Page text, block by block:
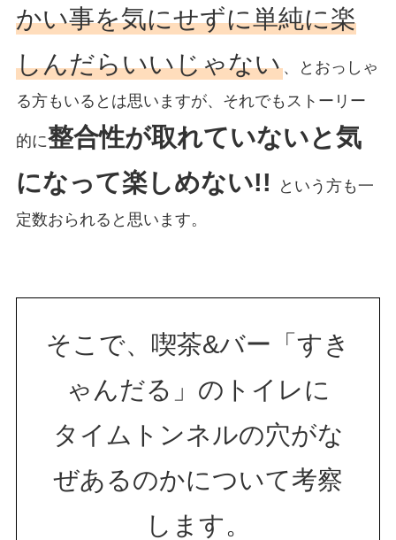
かい事を気にせずに単純に楽
しんだらいいじゃない、とおっしゃ
る方もいるとは思いますが、それでもストーリー
的に整合性が取れていないと気
になって楽しめない!!
という方も一
定数おられると思います。
そこで、喫茶&バー「すき
ゃんだる」のトイレに
タイムトンネルの穴がな
ぜあるのかについて考察
します。